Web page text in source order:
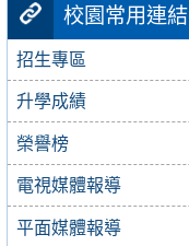
校園常用連結
招生專區
升學成績
榮譽榜
電視媒體報導
平面媒體報導